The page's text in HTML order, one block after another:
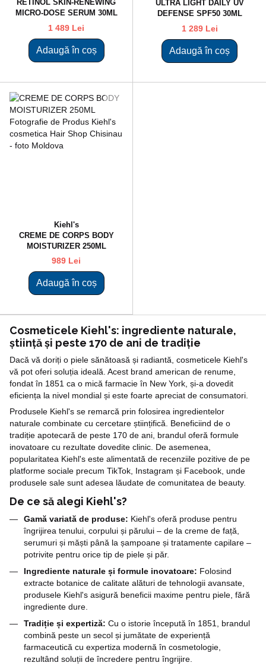
RETINOL SKIN-RENEWING
MICRO-DOSE SERUM 30ML
1 489 Lei
Adaugă în coș
ULTRA LIGHT DAILY UV
DEFENSE SPF50 30ML
1 289 Lei
Adaugă în coș
Kiehl's
CREME DE CORPS BODY
MOISTURIZER 250ML
989 Lei
Adaugă în coș
Cosmeticele Kiehl's: ingrediente naturale,
știință și peste 170 de ani de tradiție
Dacă vă doriți o piele sănătoasă și radiantă, cosmeticele Kiehl's
vă pot oferi soluția ideală. Acest brand american de renume,
fondat în 1851 ca o mică farmacie în New York, și-a dovedit
eficiența la nivel mondial și este foarte apreciat de consumatori.
Produsele Kiehl's se remarcă prin folosirea ingredientelor
naturale combinate cu cercetare științifică. Beneficiind de o
tradiție apotecară de peste 170 de ani, brandul oferă formule
inovatoare cu rezultate dovedite clinic. De asemenea,
popularitatea Kiehl's este alimentată de recenziile pozitive de pe
platforme sociale precum TikTok, Instagram și Facebook, unde
produsele sale sunt adesea lăudate de comunitatea de beauty.
De ce să alegi Kiehl's?
Gamă variată de produse: Kiehl's oferă produse pentru
îngrijirea tenului, corpului și părului – de la creme de față,
serumuri și măști până la șampoane și tratamente capilare –
potrivite pentru orice tip de piele și păr.
Ingrediente naturale și formule inovatoare: Folosind
extracte botanice de calitate alături de tehnologii avansate,
produsele Kiehl's asigură beneficii maxime pentru piele, fără
ingrediente dure.
Tradiție și expertiză: Cu o istorie începută în 1851, brandul
combină peste un secol și jumătate de experiență
farmaceutică cu expertiza modernă în cosmetologie,
rezultând soluții de încredere pentru îngrijire.